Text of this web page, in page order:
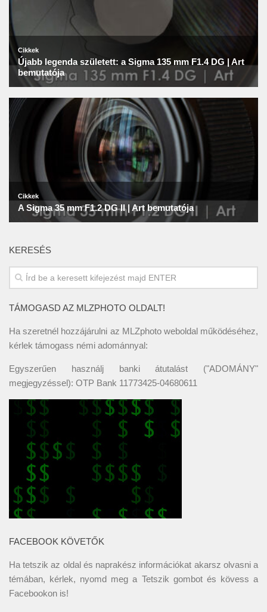
KERESÉS
TÁMOGASD AZ MLZPHOTO OLDALT!
Ha szeretnél hozzájárulni az MLZphoto weboldal működéséhez,
kérlek támogass némi adománnyal:
Egyszerűen használj banki átutalást ("ADOMÁNY"
megjegyzéssel): OTP Bank 11773425-04680611
FACEBOOK KÖVETŐK
Ha tetszik az oldal és naprakész információkat akarsz olvasni a
témában, kérlek, nyomd meg a Tetszik gombot és kövess a
Facebookon is!